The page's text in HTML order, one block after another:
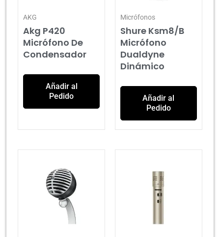
AKG
Akg P420
Micrófono De
Condensador
Añadir al
Pedido
Micrófonos
Shure Ksm8/B
Micrófono
Dualdyne
Dinámico
Añadir al
Pedido